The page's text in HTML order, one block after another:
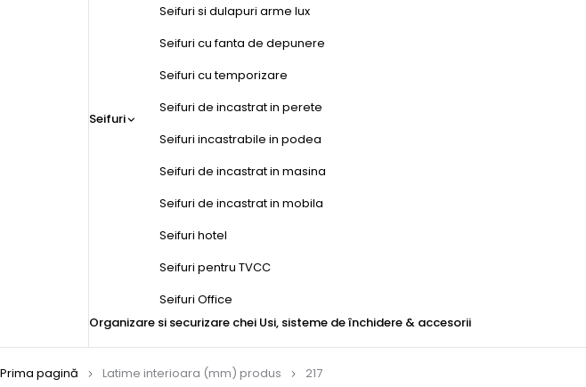
Seifuri
Seifuri si dulapuri arme lux
Seifuri cu fanta de depunere
Seifuri cu temporizare
Seifuri de incastrat in perete
Seifuri incastrabile in podea
Seifuri de incastrat in masina
Seifuri de incastrat in mobila
Seifuri hotel
Seifuri pentru TVCC
Seifuri Office
Organizare si securizare chei Usi, sisteme de închidere & accesorii
Prima pagină Latime interioara (mm) produs 217